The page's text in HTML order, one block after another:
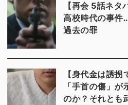
【再会 5話ネタ
高校時代の事件
過去の罪
【身代金は誘
「手首の傷」
のか？それとも